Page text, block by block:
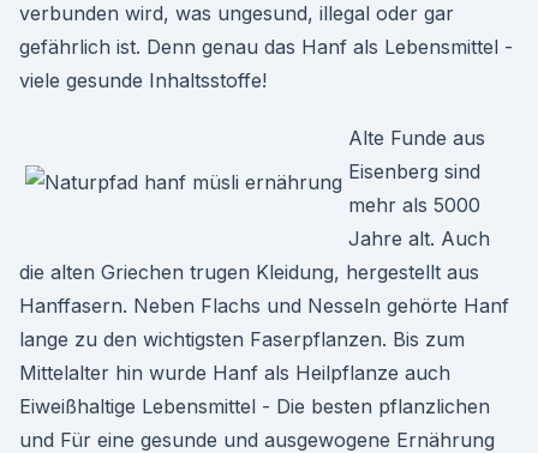
verbunden wird, was ungesund, illegal oder gar
gefährlich ist. Denn genau das Hanf als Lebensmittel -
viele gesunde Inhaltsstoffe!
Alte Funde aus
Eisenberg sind
mehr als 5000
Jahre alt. Auch
die alten Griechen trugen Kleidung, hergestellt aus
Hanffasern. Neben Flachs und Nesseln gehörte Hanf
lange zu den wichtigsten Faserpflanzen. Bis zum
Mittelalter hin wurde Hanf als Heilpflanze auch
Eiweißhaltige Lebensmittel - Die besten pflanzlichen
und Für eine gesunde und ausgewogene Ernährung